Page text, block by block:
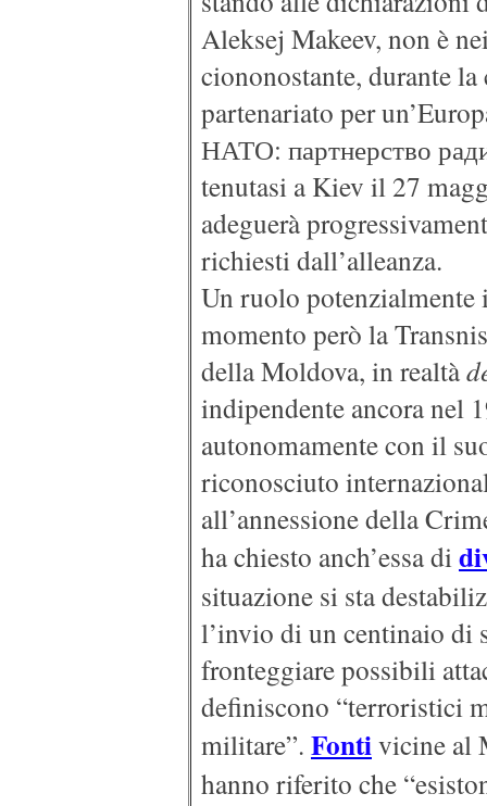
Aleksej Makeev, non è
ciononostante, durante
partenariato per
НАТО: партнерство
tenutasi a Kiev il 27
adeguerà
richiesti dall’alleanza.
Un ruolo potenzialmente
momento però la
della Moldova, in realtà
indipendente ancora nel
autonomamente con il
riconosciuto
all’annessione della
ha chiesto anch’essa di
situazione si sta
l’invio di un centinaio di
fronteggiare possibili
definiscono “terroristici
militare”. Fontivicine al
hanno riferito che